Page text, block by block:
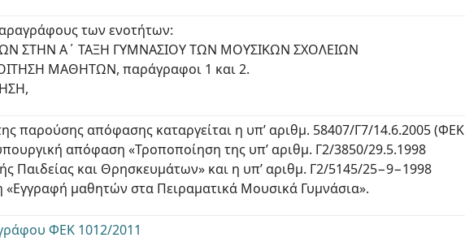
των ενοτήτων:
ΣΤΗΝ Α΄ ΤΑΞΗ ΓΥΜΝΑΣΙΟΥ ΤΩΝ ΜΟΥΣΙΚΩΝ ΣΧΟΛΕΙΩΝ
ΜΑΘΗΤΩΝ, παράγραφοι 1 και 2.
παρούσης απόφασης καταργείται η υπ’ αριθμ. 58407/Γ7/14.6.2005 (ΦΕΚ
απόφαση «Τροποποίηση της υπ’ αριθμ. Γ2/3850/29.5.1998
Παιδείας και Θρησκευμάτων» και η υπ’ αριθμ. Γ2/5145/25−9−1998
μαθητών στα Πειραματικά Μουσικά Γυμνάσια».
ΦΕΚ 1012/2011